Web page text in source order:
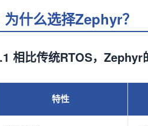
为什么选择Zephyr？
相比传统RTOS，Zephyr
特性